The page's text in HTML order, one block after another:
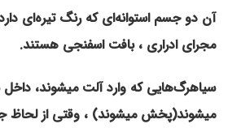
آن دو جسم استوانه‌ای که رنگ تیره‌ای
مجرای ادراری ، بافت اسفنجی هستند.
سیاهرگ‌هایی که وارد آلت میشوند،
میشوند(پخش میشوند) ، وقتی از